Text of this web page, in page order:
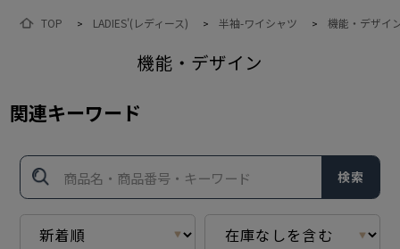
TOP > LADIES'(レディース) > 半袖-ワイシャツ > 機能・デザイ
機能・デザイン
関連キーワード
検索